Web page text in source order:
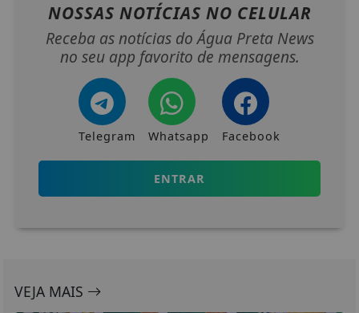
NOSSAS NOTÍCIAS NO CELULAR
Receba as notícias do Água Preta News
no seu app favorito de mensagens.
Telegram Whatsapp Facebook
ENTRAR
VEJA MAIS